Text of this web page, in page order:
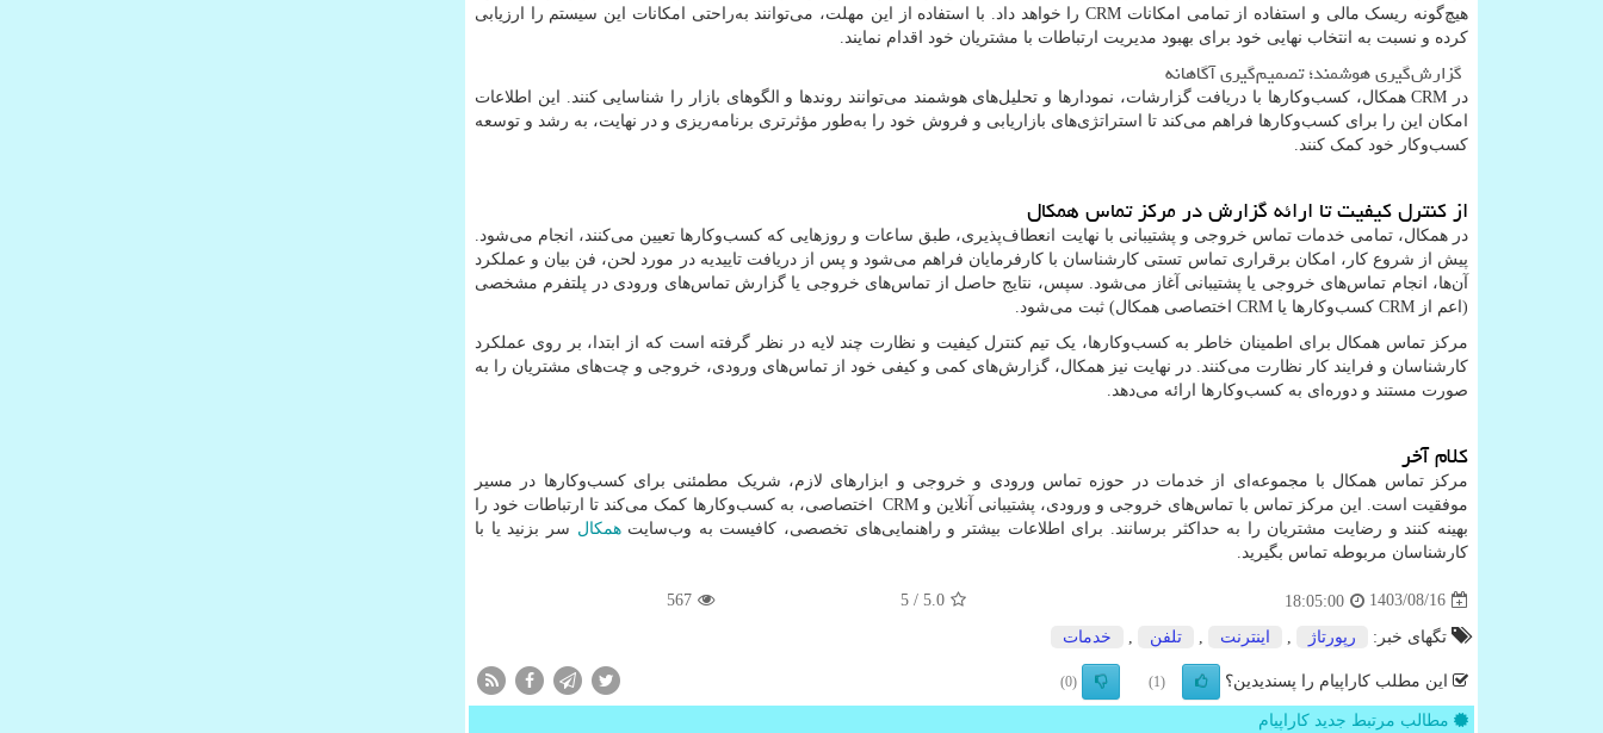
هیچ‌گونه ریسک مالی و استفاده از تمامی امکانات CRMرا خواهد داد. با استفاده از این مهلت، می‌توانند به‌راحتی امکانات این سیستم را ارزیابی
کرده و نسبت به انتخاب نهایی خود برای بهبود مدیریت ارتباطات با مشتریان خود ‌اقدام نمایند.
گزارش‌گیری هوشمند؛ تصمیم‌گیری آگاهانه
در CRMهمکال، کسب‌وکارها با دریافت گزارشات، نمودارها و تحلیل‌های هوشمند می‌توانند روندها و الگوهای بازار را شناسایی کنند. این اطلاعات
امکان این را برای کسب‌وکارها فراهم می‌کند تا استراتژی‌های بازاریابی و فروش خود را به‌طور مؤثرتری برنامه‌ریزی و در نهایت، به رشد و توسعه
کسب‌وکار خود کمک کنند.
از کنترل کیفیت تا ارائه گزارش در مرکز تماس همکال
در همکال، تمامی خدمات تماس خروجی و پشتیبانی با نهایت انعطاف‌پذیری، طبق ساعات و روزهایی که کسب‌وکارها تعیین می‌کنند، انجام می‌شود.
پیش از شروع کار، امکان برقراری تماس تستی کارشناسان با کارفرمایان فراهم می‌شود و پس از دریافت تاییدیه در مورد لحن، فن بیان و عملکرد
آن‌ها، انجام تماس‌های خروجی یا پشتیبانی آغاز می‌شود. سپس، نتایج حاصل از تماس‌های خروجی یا گزارش تماس‌های ورودی در پلتفرم مشخصی
(اعم از CRM کسب‌وکارها یا CRM اختصاصی همکال) ثبت می‌شود.
مرکز تماس همکال برای اطمینان خاطر به کسب‌وکارها، یک تیم کنترل کیفیت و نظارت چند لایه در نظر گرفته است که از ابتدا، بر روی عملکرد
کارشناسان و فرایند کار نظارت می‌کنند. در نهایت نیز همکال، گزارش‌های کمی و کیفی خود از تماس‌های ورودی، خروجی و چت‌های مشتریان را به
صورت مستند و دوره‌ای به کسب‌وکارها ارائه می‌دهد.
کلام آخر
مرکز تماس همکال با مجموعه‌ای از خدمات در حوزه تماس ورودی و خروجی و ابزارهای لازم، شریک مطمئنی برای کسب‌وکارها در مسیر
موفقیت است. این مرکز تماس با تماس‌های خروجی و ورودی، پشتیبانی آنلاین وCRM
اختصاصی، به کسب‌وکارها کمک می‌کند تا ارتباطات خود را
بهینه کنند و رضایت مشتریان را به حداکثر برسانند. برای اطلاعات بیشتر و راهنمایی‌های تخصصی، کافیست به وب‌سایتهمکال سر بزنید یا با
کارشناسان مربوطه تماس بگیرید.
1403/08/16
18:05:00
5.0
/ 5
567
تگهای خبر: رپورتاژ اینترنت تلفن خدمات
این مطلب کاراپیام را پسندیدین؟ (1)
(0)
مطالب مرتبط جدید کاراپیام